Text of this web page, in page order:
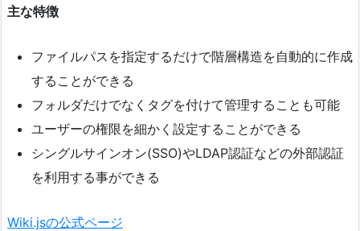
主な特徴
ファイルパスを指定するだけで階層構造を自動的に作成
することができる
フォルダだけでなくタグを付けて管理することも可能
ユーザーの権限を細かく設定することができる
シングルサインオン(SSO)やLDAP認証などの外部認証
を利用する事ができる
Wiki.jsの公式ページ